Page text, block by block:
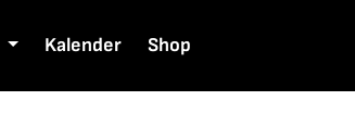
Kalender Shop